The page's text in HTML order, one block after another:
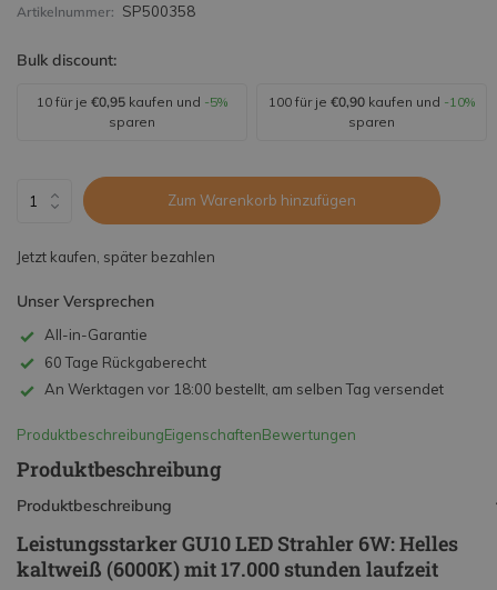
Artikelnummer: SP500358
Bulk discount:
10 für je €0,95 kaufen und -5%
sparen
100 für je €0,90 kaufen und -10%
sparen
Zum Warenkorb hinzufügen
Jetzt kaufen, später bezahlen
Unser Versprechen
All-in-Garantie
60 Tage Rückgaberecht
An Werktagen vor 18:00 bestellt, am selben Tag versendet
ProduktbeschreibungEigenschaftenBewertungen
Produktbeschreibung
Produktbeschreibung
Leistungsstarker GU10 LED Strahler 6W: Helles
kaltweiß (6000K) mit 17.000 stunden laufzeit